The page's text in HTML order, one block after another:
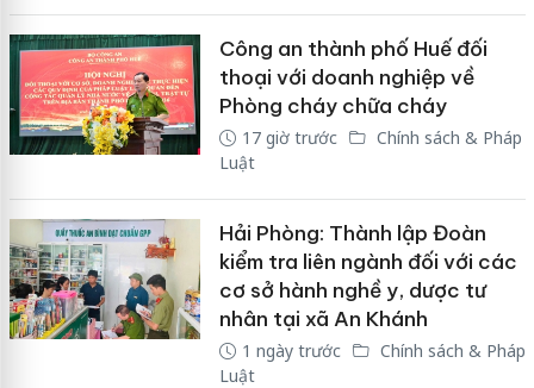
Công an thành phố Huế đối
thoại với doanh nghiệp về
Phòng cháy chữa cháy
17 giờ trước
Chính sách & Pháp
Luật
Hải Phòng: Thành lập Đoàn
kiểm tra liên ngành đối với các
cơ sở hành nghề y, dược tư
nhân tại xã An Khánh
1 ngày trước
Chính sách & Pháp
Luật